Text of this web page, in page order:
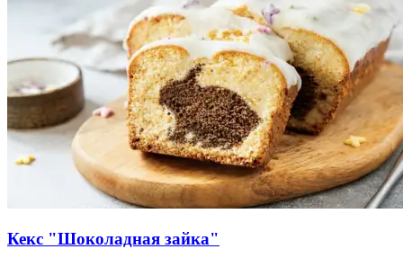
Кекс "Шоколадная зайка"